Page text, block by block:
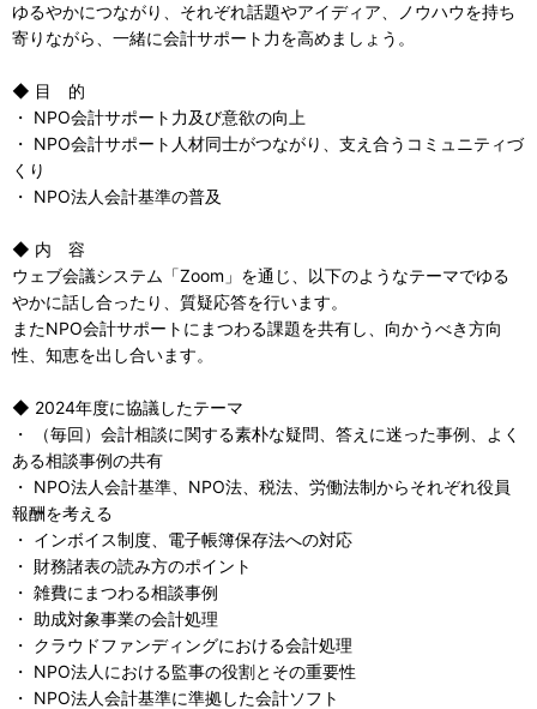
ゆるやかにつながり、それぞれ話題やアイディア、ノウハウを持ち
寄りながら、一緒に会計サポート力を高めましょう。
◆ 目 的
・ NPO会計サポート力及び意欲の向上
・ NPO会計サポート人材同士がつながり、支え合うコミュニティづ
くり
・ NPO法人会計基準の普及
◆ 内 容
ウェブ会議システム「Zoom」を通じ、以下のようなテーマでゆる
やかに話し合ったり、質疑応答を行います。
またNPO会計サポートにまつわる課題を共有し、向かうべき方向
性、知恵を出し合います。
◆ 2024年度に協議したテーマ
・ （毎回）会計相談に関する素朴な疑問、答えに迷った事例、よく
ある相談事例の共有
・ NPO法人会計基準、NPO法、税法、労働法制からそれぞれ役員
報酬を考える
・ インボイス制度、電子帳簿保存法への対応
・ 財務諸表の読み方のポイント
・ 雑費にまつわる相談事例
・ 助成対象事業の会計処理
・ クラウドファンディングにおける会計処理
・ NPO法人における監事の役割とその重要性
・ NPO法人会計基準に準拠した会計ソフト